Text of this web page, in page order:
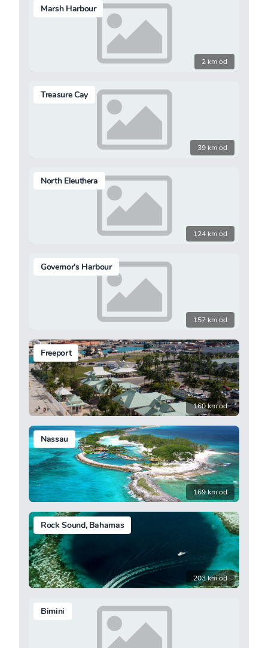
Marsh Harbour
2 km od
Treasure Cay
39 km od
North Eleuthera
124 km od
Governor's Harbour
157 km od
Freeport
160 km od
Nassau
169 km od
Rock Sound, Bahamas
203 km od
Bimini